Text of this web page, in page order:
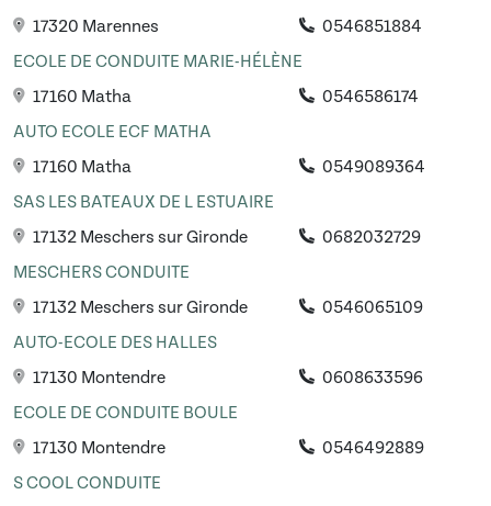
17320 Marennes
0546851884
ECOLE DE CONDUITE MARIE-HÉLÈNE
17160 Matha
0546586174
AUTO ECOLE ECF MATHA
17160 Matha
0549089364
SAS LES BATEAUX DE L ESTUAIRE
17132 Meschers sur Gironde
0682032729
MESCHERS CONDUITE
17132 Meschers sur Gironde
0546065109
AUTO-ECOLE DES HALLES
17130 Montendre
0608633596
ECOLE DE CONDUITE BOULE
17130 Montendre
0546492889
S COOL CONDUITE